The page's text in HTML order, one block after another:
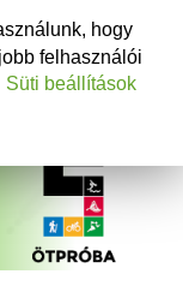
hogy
felhasználói
Süti beállítások